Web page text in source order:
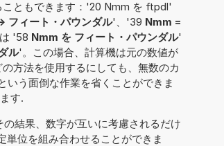
こともできます：'20 Nmm を ftpdl'
フィート・パウンダル'、'39 Nmm =
'58 Nmm を フィート・パウンダル'
ル'。この場合、計算機は元の数値が
方法を使用するにしても、無数のカ
いう面倒な作業を省くことができま
す.
結果、数字が互いに考慮されるだけ
位を組み合わせることができま